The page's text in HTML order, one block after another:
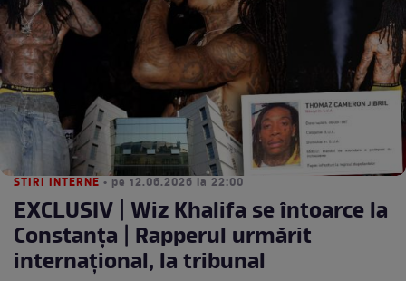
STIRI INTERNE • pe 12.06.2026 la 22:00
EXCLUSIV | Wiz Khalifa se întoarce la
Constanța | Rapperul urmărit
internațional, la tribunal